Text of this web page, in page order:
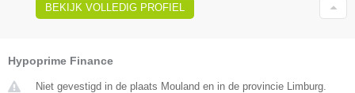
BEKIJK VOLLEDIG PROFIEL
Hypoprime Finance
Niet gevestigd in de plaats Mouland en in de provincie Limburg.